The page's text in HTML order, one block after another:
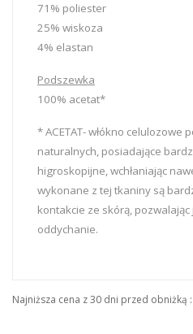
71% poliester
25% wiskoza
4% elastan
Podszewka
100% acetat*
* ACETAT- włókno celulozowe
naturalnych, posiadające
higroskopijne, wchłaniając
wykonane z tej tkaniny są
kontakcie ze skórą,
oddychanie.
Najniższa cena z 30 dni przed obniżką :